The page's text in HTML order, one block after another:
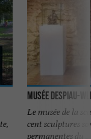
Musée Despiau-
Le musée de la
cent sculptures
permanentes du ...